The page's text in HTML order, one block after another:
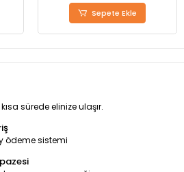
Sepete Ekle
sürede elinize ulaşır.
ödeme sistemi